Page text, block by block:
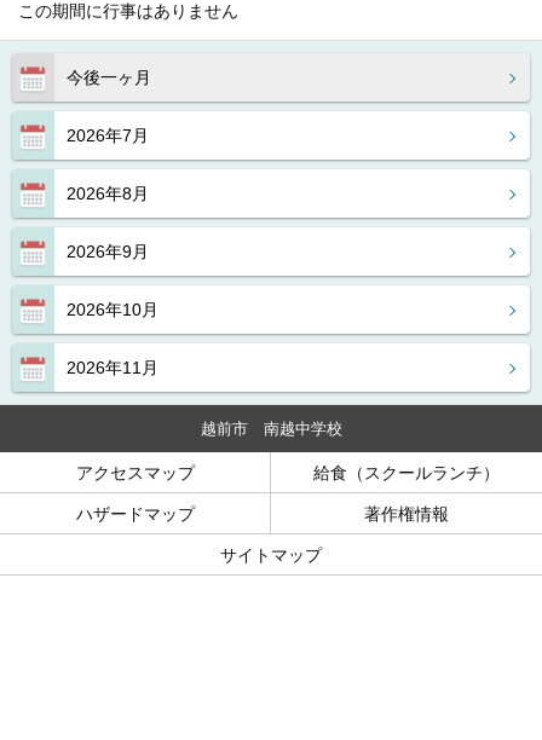
今後一ヶ月
2026年7月
2026年8月
2026年9月
2026年10月
2026年11月
この期間に行事はありません
越前市 南越中学校
アクセスマップ 給食（スクールランチ）
ハザードマップ 著作権情報
サイトマップ